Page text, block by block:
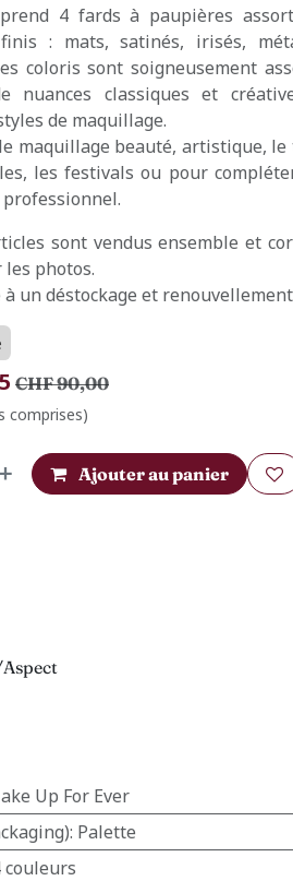
4 fards à paupières
: mats, satinés, irisés,
coloris sont soigneusement
nuances classiques et
de maquillage.
maquillage beauté, artistique, le
les festivals ou pour
sont vendus ensemble et
photos.
un déstockage et
CHF90,00
comprises)
Ajouter au panier
Up For Ever
: Palette
couleurs